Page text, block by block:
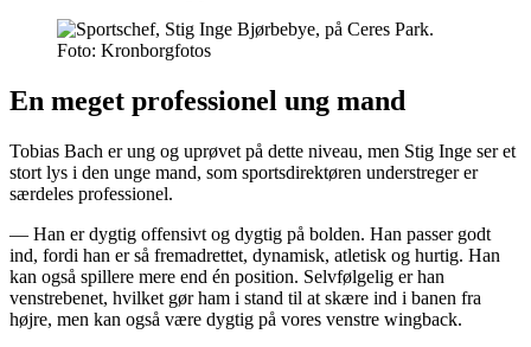
Foto: Kronborgfotos
En meget professionel ung mand
Tobias Bach er ung og uprøvet på dette niveau, men Stig Inge ser et
stort lys i den unge mand, som sportsdirektøren understreger er
særdeles professionel.
— Han er dygtig offensivt og dygtig på bolden. Han passer godt
ind, fordi han er så fremadrettet, dynamisk, atletisk og hurtig. Han
kan også spillere mere end én position. Selvfølgelig er han
venstrebenet, hvilket gør ham i stand til at skære ind i banen fra
højre, men kan også være dygtig på vores venstre wingback.